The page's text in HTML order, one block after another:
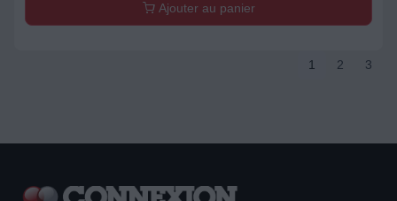
Ajouter au panier
1 2 3